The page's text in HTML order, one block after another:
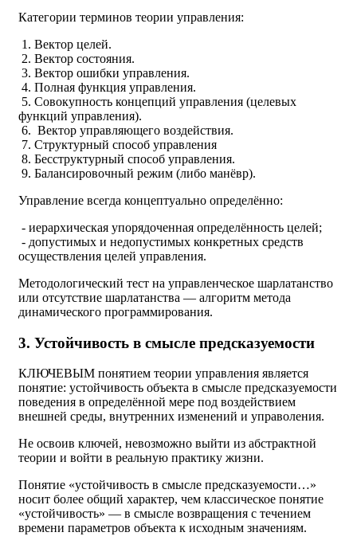
Категории терминов теории управления:
1. Вектор целей.
2. Вектор состояния.
3. Вектор ошибки управления.
4. Полная функция управления.
5. Совокупность концепций управления (целевых
функций управления).
6. Вектор управляющего воздействия.
7. Структурный способ управления
8. Бесструктурный способ управления.
9. Балансировочный режим (либо манёвр).
Управление всегда концептуально определённо:
- иерархическая упорядоченная определённость целей;
- допустимых и недопустимых конкретных средств
осуществления целей управления.
Методологический тест на управленческое шарлатанство
или отсутствие шарлатанства — алгоритм метода
динамического программирования.
3. Устойчивость в смысле предсказуемости
КЛЮЧЕВЫМ понятием теории управления является
понятие: устойчивость объекта в смысле предсказуемости
поведения в определённой мере под воздействием
внешней среды, внутренних изменений и управоления.
Не освоив ключей, невозможно выйти из абстрактной
теории и войти в реальную практику жизни.
Понятие «устойчивость в смысле предсказуемости…»
носит более общий характер, чем классическое понятие
«устойчивость» — в смысле возвращения с течением
времени параметров объекта к исходным значениям.